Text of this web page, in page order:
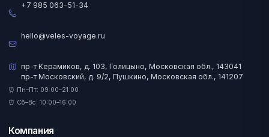
+7 985 063-51-34
hello@veles-voyage.ru
пр-т Керамиков, д. 103, Голицыно, Московская обл., 143041
пр-т Московский, д. 9/2, Пушкино, Московская обл., 141207
⏰ Пн–Пт: 09:00–21:00
⏰ Сб–Вс: 10:00–16:00
Компания